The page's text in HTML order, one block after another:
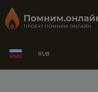
RUB